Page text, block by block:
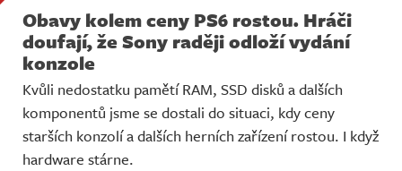
Obavy kolem ceny PS6 rostou. Hráči
doufají, že Sony raději odloží vydání
konzole
Kvůli nedostatku pamětí RAM, SSD disků a dalších
komponentů jsme se dostali do situaci, kdy ceny
starších konzolí a dalších herních zařízení rostou. I když
hardware stárne.